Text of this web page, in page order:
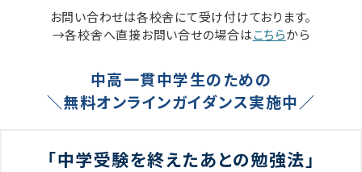
お問い合わせは各校舎にて受け付けております。
→各校舎へ直接お問い合せの場合はこちらから
中高一貫中学生のための
＼無料オンラインガイダンス実施中／
「中学受験を終えたあとの勉強法」